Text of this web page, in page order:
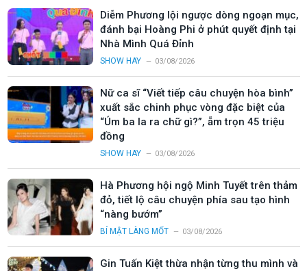
Diễm Phương lội ngược dòng ngoạn mục,
đánh bại Hoàng Phi ở phút quyết định tại
Nhà Mình Quá Đỉnh
SHOW HAY 03/08/2026
Nữ ca sĩ “Viết tiếp câu chuyện hòa bình”
xuất sắc chinh phục vòng đặc biệt của
“Úm ba la ra chữ gì?”, ẵm trọn 45 triệu
đồng
SHOW HAY 03/08/2026
Hà Phương hội ngộ Minh Tuyết trên thảm
đỏ, tiết lộ câu chuyện phía sau tạo hình
“nàng bướm”
BÍ MẬT LÀNG MỐT 03/08/2026
Gin Tuấn Kiệt thừa nhận từng thu mình và